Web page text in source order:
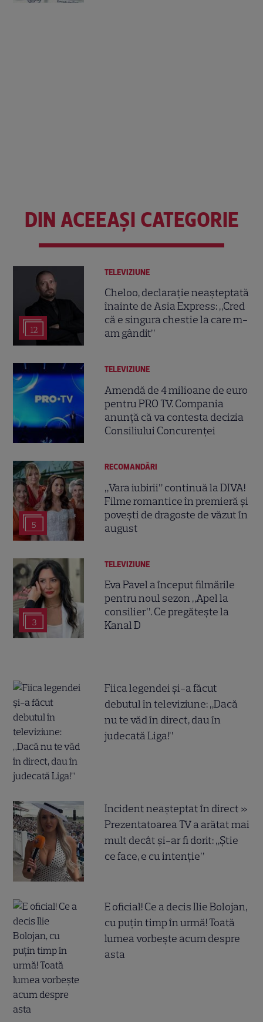
DIN ACEEAȘI CATEGORIE
12
TELEVIZIUNE
Cheloo, declarație neașteptată
înainte de Asia Express: „Cred
că e singura chestie la care m-
am gândit”
TELEVIZIUNE
Amendă de 4 milioane de euro
pentru PRO TV. Compania
anunță că va contesta decizia
Consiliului Concurenței
5
RECOMANDĂRI
„Vara iubirii” continuă la DIVA!
Filme romantice în premieră și
povești de dragoste de văzut în
august
3
TELEVIZIUNE
Eva Pavel a început filmările
pentru noul sezon „Apel la
consilier”. Ce pregătește la
Kanal D
Fiica legendei și-a făcut
debutul în televiziune: „Dacă
nu te văd în direct, dau în
judecată Liga!”
Incident neașteptat în direct »
Prezentatoarea TV a arătat mai
mult decât și-ar fi dorit: „Știe
ce face, e cu intenție”
E oficial! Ce a decis Ilie Bolojan,
cu puțin timp în urmă! Toată
lumea vorbește acum despre
asta